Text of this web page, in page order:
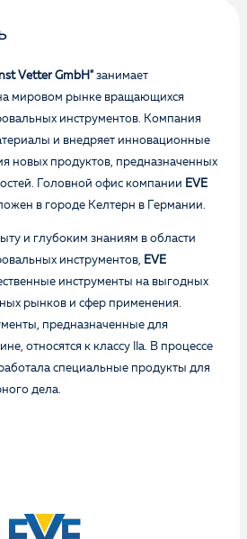
Vetter GmbH" занимает
мировом рынке вращающихся
инструментов. Компания
и внедряет инновационные
новых продуктов, предназначенных
Головной офис компании EVE
в городе Келтерн в Германии.
и глубоким знаниям в области
инструментов, EVE
инструменты на выгодных
рынков и сфер применения.
предназначенные для
относятся к классу IIa. В процессе
специальные продукты для
дела.